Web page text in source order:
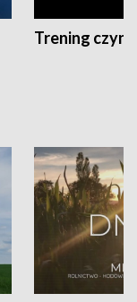
Trening czyni